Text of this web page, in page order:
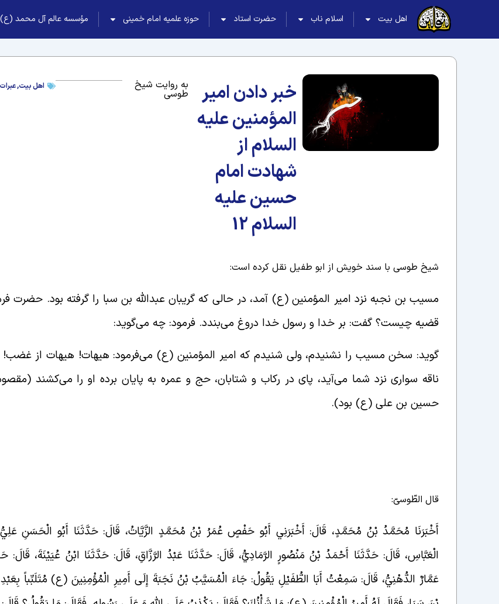
اهل بیت اسلام ناب حضرت استاد حوزه علمیه امام خمینی مؤسسه عالم آل محمد (ع)
خبر دادن امیر
المؤمنین علیه
السلام از
شهادت امام
حسین علیه
السلام 12
به روایت شیخ
طوسی
اهل بیت,عبرات
شیخ طوسی با سند خویش از ابو طفیل نقل کرده است:
مسیب بن نجبه نزد امیر المؤمنین (ع) آمد، در حالی که گریبان عبدالله بن سبا را گرفته بود. حضرت
قضیه چیست؟ گفت: بر خدا و رسول خدا دروغ می‌بندد. فرمود: چه می‌گوید:
گوید: سخن مسیب را نشنیدم، ولی شنیدم که امیر المؤمنین (ع) می‌فرمود: هیهات! هیهات از غضب!
ناقه سواری نزد شما می‌آید، پای در رکاب و شتابان، حج و عمره به پایان برده او را می‌کشند
حسین بن علی (ع) بود).
قال الطّوسیّ:
أَخْبَرَنَا مُحَمَّدُ بْنُ مُحَمَّدٍ، قَالَ: أَخْبَرَنِي أَبُو حَفْصٍ عُمَرُ بْنُ مُحَمَّدٍ الزَّيَّاتُ، قَالَ: حَدَّثَنَا أَبُو الْحَسَنِ
الْعَبَّاسِ، قَالَ: حَدَّثَنَا أَحْمَدُ بْنُ مَنْصُورٍ الرَّمَادِيُّ، قَالَ: حَدَّثَنَا عَبْدُ الرَّزَّاقِ، قَالَ: حَدَّثَنَا ابْنُ عُيَيْنَةَ، قَالَ:
عَمَّارٌ الدُّهْنِيُّ، قَالَ: سَمِعْتُ أَبَا الطُّفَيْلِ يَقُولُ: جَاءَ الْمُسَيَّبُ بْنُ نَجَبَةَ إِلَى أَمِيرِ الْمُؤْمِنِينَ (ع) مُتَلَبِّباً بِعَبْدِ